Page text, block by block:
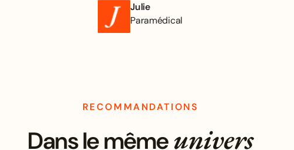
Julie
Paramédical
RECOMMANDATIONS
Dans le mêmeunivers